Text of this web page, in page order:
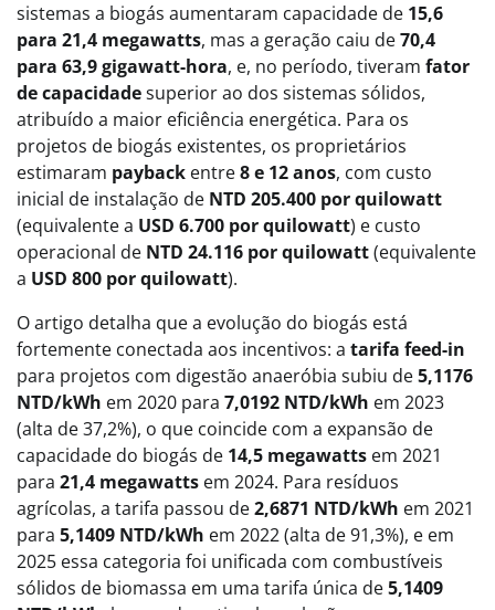
sistemas a biogás aumentaram capacidade de 15,6
para 21,4 megawatts, mas a geração caiu de70,4
para 63,9 gigawatt-hora, e, no período, tiveram fator
de capacidadesuperior ao dos sistemas sólidos,
atribuído a maior eficiência energética. Para os
projetos de biogás existentes, os proprietários
estimaram payback entre8 e 12 anos, com custo
inicial de instalação de NTD 205.400 por quilowatt
(equivalente a USD 6.700 por quilowatt) e custo
operacional de NTD 24.116 por quilowatt(equivalente
a USD 800 por quilowatt).
O artigo detalha que a evolução do biogás está
fortemente conectada aos incentivos: a tarifa feed-in
para projetos com digestão anaeróbia subiu de5,1176
NTD/kWh em 2020 para 7,0192 NTD/kWh em 2023
(alta de 37,2%), o que coincide com a expansão de
capacidade do biogás de 14,5 megawatts em 2021
para 21,4 megawatts em 2024. Para resíduos
agrícolas, a tarifa passou de2,6871 NTD/kWh em 2021
para 5,1409 NTD/kWh em 2022 (alta de 91,3%), e em
2025 essa categoria foi unificada com combustíveis
sólidos de biomassa em uma tarifa única de5,1409